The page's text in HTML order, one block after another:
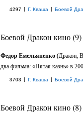
4297 | Г. Кваша | Боевой
Боевой Дракон кино (9)
Федор Емельяненко (Дракон,
два фильма: «Пятая казнь» в
3703 | Г. Кваша | Боевой
Боевой Дракон кино (8)